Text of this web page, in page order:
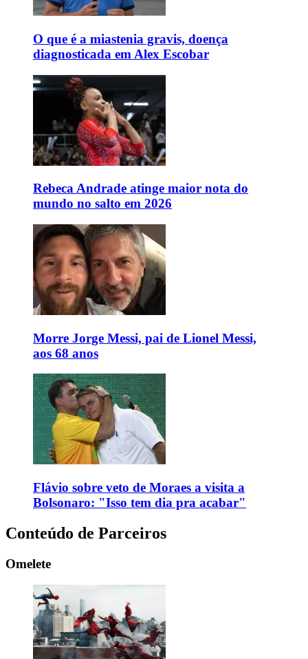
O que é a miastenia gravis, doença
diagnosticada em Alex Escobar
Rebeca Andrade atinge maior nota do
mundo no salto em 2026
Morre Jorge Messi, pai de Lionel Messi,
aos 68 anos
Flávio sobre veto de Moraes a visita a
Bolsonaro: "Isso tem dia pra acabar"
Conteúdo de Parceiros
Omelete